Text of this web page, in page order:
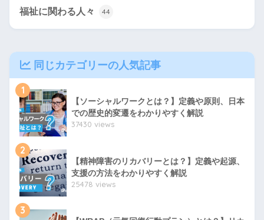
福祉に関わる人々 44
同じカテゴリーの人気記事
1
【ソーシャルワークとは？】定義や原則、日本
での歴史的変遷をわかりやすく解説
37430 views
2
【精神障害のリカバリーとは？】定義や起源、
支援の方法をわかりやすく解説
25478 views
3